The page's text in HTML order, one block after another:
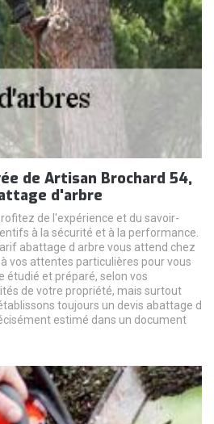
de Artisan Brochard 54,
d'arbre
de l'expérience et du savoir-
à la sécurité et à la performance.
abattage d arbre vous attend chez
vos attentes particulières pour vous
étudié et préparé, selon vos
de votre propriété, mais surtout
toujours un devis abattage d
estimé dans un document